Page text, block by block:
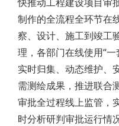
制作的全流程全环节在
察、设计、施工到竣工
理，各部门在线使用“
实时归集、动态维护、
需测绘成果，推进联合
审批全过程线上监管，
时分析研判审批运行情